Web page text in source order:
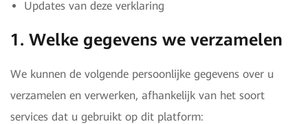
Updates van deze verklaring
1. Welke gegevens we verzamelen
We kunnen de volgende persoonlijke gegevens over u
verzamelen en verwerken, afhankelijk van het soort
services dat u gebruikt op dit platform: